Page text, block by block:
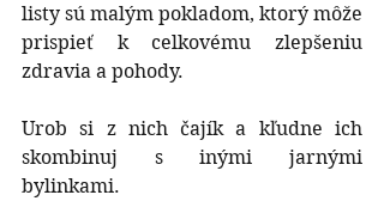
listy sú malým pokladom, ktorý môže
prispieť k celkovému zlepšeniu
zdravia a pohody.
Urob si z nich čajík a kľudne ich
skombinuj s inými jarnými
bylinkami.